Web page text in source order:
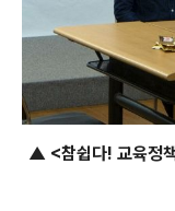
▲ <참쉽다! 교육정